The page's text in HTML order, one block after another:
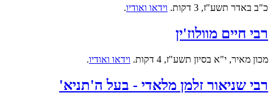
כ"ב באדר תשע"ז, 3 דקות. וידאו ואודיו.
רבי חיים מוולוז'ין
מכון מאיר, י"א בסיון תשע"ז, 4 דקות. וידאו ואודיו.
רבי שניאור זלמן מלאדי - בעל ה'תניא'